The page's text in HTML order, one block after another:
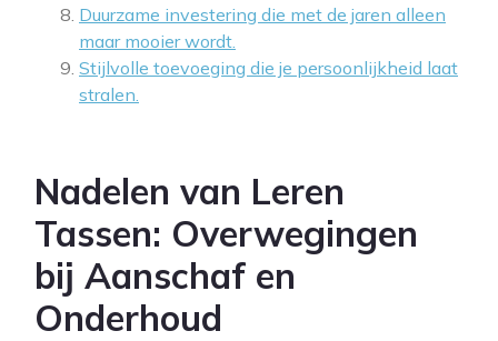
Duurzame investering die met de jaren alleen
maar mooier wordt.
Stijlvolle toevoeging die je persoonlijkheid laat
stralen.
Nadelen van Leren
Tassen: Overwegingen
bij Aanschaf en
Onderhoud